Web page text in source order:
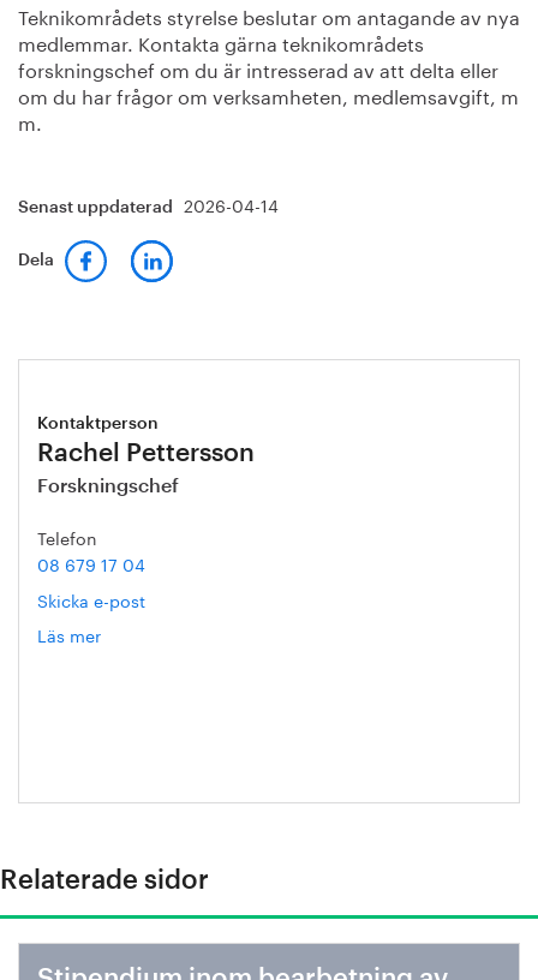
Teknikområdets styrelse beslutar om antagande av nya
medlemmar. Kontakta gärna teknikområdets
forskningschef om du är intresserad av att delta eller
om du har frågor om verksamheten, medlemsavgift, m
m.
Senast uppdaterad 2026-04-14
Dela
Kontaktperson
Rachel Pettersson
Forskningschef
Telefon
08 679 17 04
Skicka e-post
Läs mer
Relaterade sidor